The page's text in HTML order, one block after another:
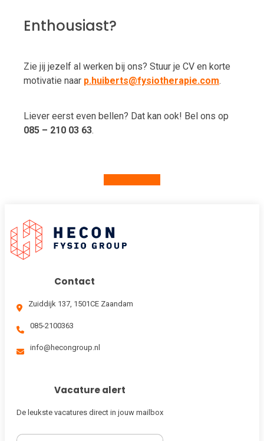
Enthousiast?
Zie jij jezelf al werken bij ons? Stuur je CV en korte
motivatie naar p.huiberts@fysiotherapie.com.
Liever eerst even bellen? Dat kan ook! Bel ons op
085 – 210 03 63.
Contact
Zuiddijk 137, 1501CE Zaandam
085-2100363
info@hecongroup.nl
Vacature alert
De leukste vacatures direct in jouw mailbox